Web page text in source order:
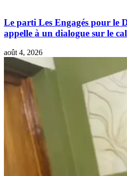
Le parti Les Engagés pour le
appelle à un dialogue sur le
août 4, 2026